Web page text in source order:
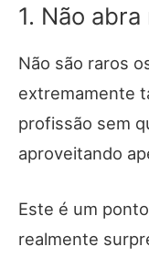
1. Não
Não são raros
extremamente
profissão sem
aproveitando
Este é um
realmente